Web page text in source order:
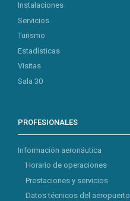
Instalaciones
Servicios
Turismo
Estadísticas
Visitas
Sala 30
PROFESIONALES
Información aeronáutica
Horario de operaciones
Prestaciones y servicios
Datos técnicos del aeropuerto